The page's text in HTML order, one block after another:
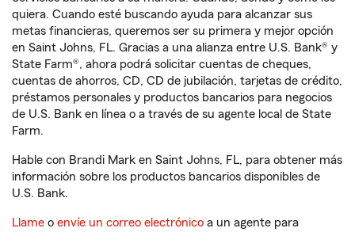
quiera. Cuando esté buscando ayuda para alcanzar sus
metas financieras, queremos ser su primera y mejor opción
en Saint Johns, FL. Gracias a una alianza entre U.S. Bank® y
State Farm®, ahora podrá solicitar cuentas de cheques,
cuentas de ahorros, CD, CD de jubilación, tarjetas de crédito,
préstamos personales y productos bancarios para negocios
de U.S. Bank en línea o a través de su agente local de State
Farm.
Hable con Brandi Mark en Saint Johns, FL, para obtener más
información sobre los productos bancarios disponibles de
U.S. Bank.
Llame o envíe un correo electrónico a un agente para